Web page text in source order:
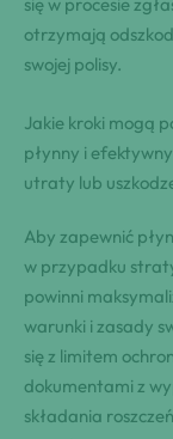
otrzymają
swojej polisy.
Jakie kroki mogą
płynny i
utraty lub
Aby zapewnić
w przypadku
powinni
warunki i zasady
się z limitem
dokumentami z
składania